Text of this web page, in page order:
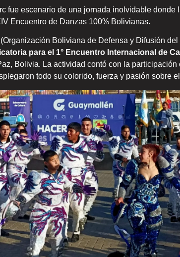
fue escenario de una jornada inolvidable donde
Encuentro de Danzas 100% Bolivianas.
Boliviana de Defensa y Difusión
para el 1° Encuentro Internacional de
Bolivia. La actividad contó con la participación
todo su colorido, fuerza y pasión sobre